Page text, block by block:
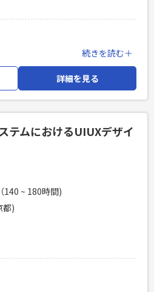
スの開発経験4年以上
1年以上
続きを読む＋
詳細を見る
テムにおけるUIUXデザイ
140 ~ 180時間)
都)